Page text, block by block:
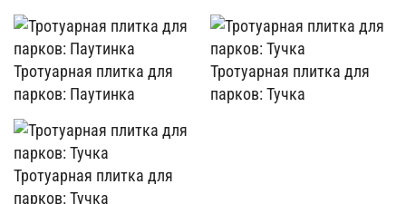
Тротуарная плитка для
парков: Паутинка
Тротуарная плитка для
парков: Тучка
Тротуарная плитка для
парков: Тучка